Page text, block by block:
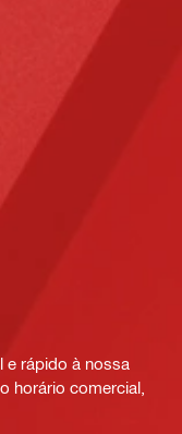
e rápido à nossa
horário comercial,